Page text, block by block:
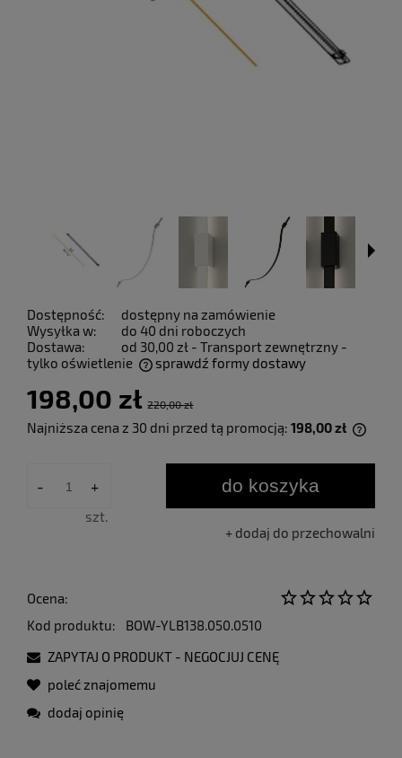
Dostępność:
dostępny na zamówienie
Wysyłka w:
do 40 dni roboczych
Dostawa:
od 30,00 zł - Transport zewnętrzny -
tylko oświetlenie
sprawdź formy dostawy
198,00 zł 220,00 zł
Najniższa cena z 30 dni przed tą promocją: 198,00 zł
30
- +
szt.
do koszyka
dodaj do przechowalni
Ocena:
Kod produktu:
BOW-YLB138.050.0510
ZAPYTAJ O PRODUKT - NEGOCJUJ CENĘ
poleć znajomemu
dodaj opinię